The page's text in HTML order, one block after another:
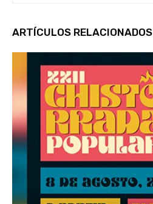
ARTÍCULOS RELACIONADOS